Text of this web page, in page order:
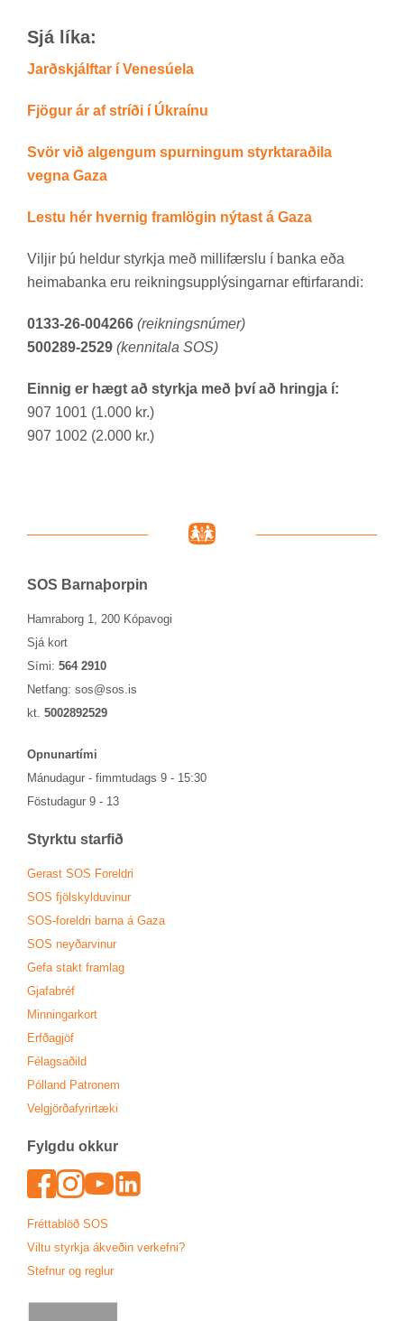
Sjá líka:
Jarðskjálftar í Venesúela
Fjög­ur ár af stríði í Úkraínu
Svör við al­geng­um spurn­ing­um styrktarað­ila
vegna Gaza
Lestu hér hvernig fram­lög­in nýt­ast á Gaza
Vilj­ir þú held­ur styrkja með milli­færslu í banka eða
heima­banka eru reikn­ings­upp­lýs­ing­arn­ar eft­ir­far­andi:
0133-26-004266 (reikningsnúmer)
500289-2529 (kennitala SOS)
Einnig er hægt að styrkja með því að hringja í:
907 1001 (1.000 kr.)
907 1002 (2.000 kr.)
SOS Barna­þorp­in
Hamraborg 1, 200 Kópavogi
Sjá kort
Sími: 564 2910
Netfang: sos@sos.is
kt. 5002892529
Opn­un­ar­tími
Mánu­dag­ur - fimmtu­dags 9 - 15:30
Föstu­dag­ur 9 - 13
Styrktu starf­ið
Ger­ast SOS For­eldri
SOS fjöl­skyldu­vin­ur
SOS-for­eldri barna á Gaza
SOS neyð­ar­vin­ur
Gefa stakt fram­lag
Gjafa­bréf
Minn­ing­ar­kort
Erfða­gjöf
Fé­lags­að­ild
Pól­land Patronem
Vel­gjörða­fyr­ir­tæki
Fylgdu okk­ur
Face­book
In­sta­gram
Youtu­be
Lin­ked­In
Frétta­blöð SOS
Viltu styrkja ákveð­in verk­efni?
Stefn­ur og regl­ur